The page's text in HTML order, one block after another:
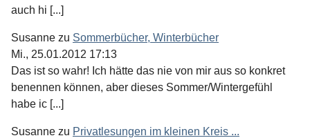
auch hi [...]
Susanne zu Sommerbücher, Winterbücher
Mi., 25.01.2012 17:13
Das ist so wahr! Ich hätte das nie von mir aus so konkret
benennen können, aber dieses Sommer/Wintergefühl
habe ic [...]
Susanne zu Privatlesungen im kleinen Kreis ...